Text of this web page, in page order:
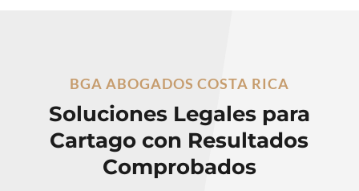
BGA ABOGADOS COSTA RICA
Soluciones Legales para
Cartago con Resultados
Comprobados